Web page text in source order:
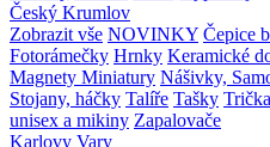
Český Krumlov
Zobrazit vše NOVINKY Čepice
Fotorámečky Hrnky Keramické
Magnety Miniatury Nášivky,
Stojany, háčky Talíře Tašky
unisex a mikiny Zapalovače
Karlovy Vary